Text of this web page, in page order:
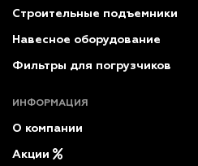
Строительные подъемники
Навесное оборудование
Фильтры для погрузчиков
ИНФОРМАЦИЯ
О компании
Акции